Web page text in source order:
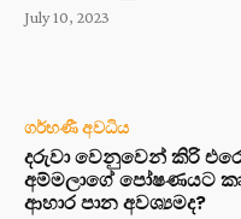
July 10, 2023
ගර්භණී අවධිය
දරුවා වෙනුවෙන් කිරි
අම්මලාගේ පෝෂණයට
ආහාර පාන අවශ්‍යමද?